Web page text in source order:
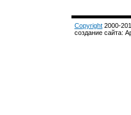
Copyright 2000-
создание сайта: